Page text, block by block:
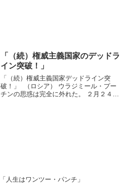
「（続）権威主義国家のデッドラ
イン突破！」
「（続）権威主義国家デッドライン突
破！」 （ロシア） ウラジミール・プー
チンの思惑は完全に外れた。 ２月２４日
「人生はワンツー・パンチ」